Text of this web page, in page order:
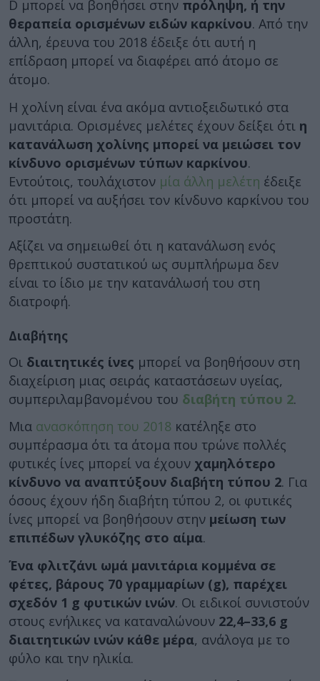
D μπορεί να βοηθήσει στην πρόληψη, ή την
θεραπεία ορισμένων ειδών καρκίνου. Από την
άλλη, έρευνα του 2018 έδειξε ότι αυτή η
επίδραση μπορεί να διαφέρει από άτομο σε
άτομο.
Η χολίνη είναι ένα ακόμα αντιοξειδωτικό στα
μανιτάρια. Ορισμένες μελέτες έχουν δείξει ότι η
κατανάλωση χολίνης μπορεί να μειώσει τον
κίνδυνο ορισμένων τύπων καρκίνου.
Εντούτοις, τουλάχιστον μία άλλη μελέτη έδειξε
ότι μπορεί να αυξήσει τον κίνδυνο καρκίνου του
προστάτη.
Αξίζει να σημειωθεί ότι η κατανάλωση ενός
θρεπτικού συστατικού ως συμπλήρωμα δεν
είναι το ίδιο με την κατανάλωσή του στη
διατροφή.
Διαβήτης
Οι διαιτητικές ίνες μπορεί να βοηθήσουν στη
διαχείριση μιας σειράς καταστάσεων υγείας,
συμπεριλαμβανομένου του διαβήτη τύπου 2.
Μια ανασκόπηση του 2018 κατέληξε στο
συμπέρασμα ότι τα άτομα που τρώνε πολλές
φυτικές ίνες μπορεί να έχουν χαμηλότερο
κίνδυνο να αναπτύξουν διαβήτη τύπου 2. Για
όσους έχουν ήδη διαβήτη τύπου 2, οι φυτικές
ίνες μπορεί να βοηθήσουν στην μείωση των
επιπέδων γλυκόζης στο αίμα.
Ένα φλιτζάνι ωμά μανιτάρια κομμένα σε
φέτες, βάρους 70 γραμμαρίων (g), παρέχει
σχεδόν 1 g φυτικών ινών. Οι ειδικοί συνιστούν
στους ενήλικες να καταναλώνουν 22,4–33,6 g
διαιτητικών ινών κάθε μέρα, ανάλογα με το
φύλο και την ηλικία.